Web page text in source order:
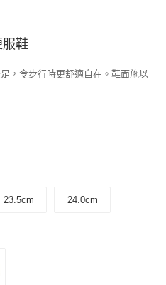
鞋
，令步行時更舒適自在。鞋面施以
23.5cm 24.0cm